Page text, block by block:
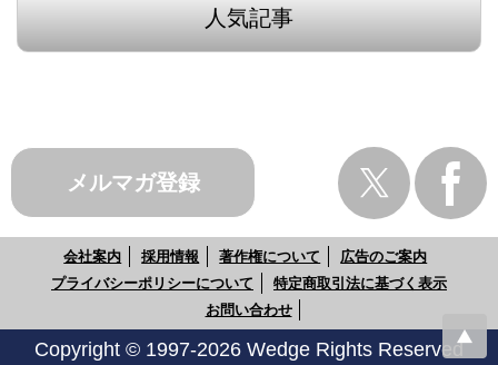
人気記事
メルマガ登録
会社案内 採用情報 著作権について
広告のご案内
プライバシーポリシーについて
特定商取引法に基づく表示
お問い合わせ
Copyright © 1997-2026 Wedge Rights Reserved